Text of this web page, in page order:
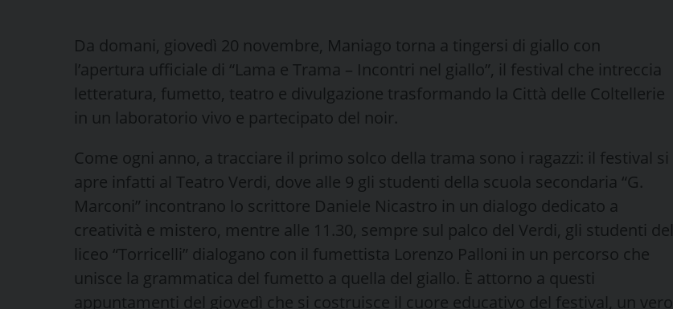
Da domani, giovedì 20 novembre, Maniago torna a tingersi di giallo con
l’apertura ufficiale di “Lama e Trama – Incontri nel giallo”, il festival che intreccia
letteratura, fumetto, teatro e divulgazione trasformando la Città delle Coltellerie
in un laboratorio vivo e partecipato del noir.
Come ogni anno, a tracciare il primo solco della trama sono i ragazzi: il festival si
apre infatti al Teatro Verdi, dove alle 9 gli studenti della scuola secondaria “G.
Marconi” incontrano lo scrittore Daniele Nicastro in un dialogo dedicato a
creatività e mistero, mentre alle 11.30, sempre sul palco del Verdi, gli studenti del
liceo “Torricelli” dialogano con il fumettista Lorenzo Palloni in un percorso che
unisce la grammatica del fumetto a quella del giallo. È attorno a questi
appuntamenti del giovedì che si costruisce il cuore educativo del festival, un vero